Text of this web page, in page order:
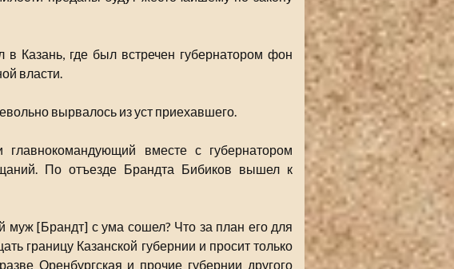
Казань, где был встречен губернатором фон
власти.
вырвалось из уст приехавшего.
вместе с губернатором
По отъезде Брандта Бибиков вышел к
[Брандт] с ума сошел? Что за план его для
границу Казанской губернии и просит только
Оренбургская и прочие губернии другого